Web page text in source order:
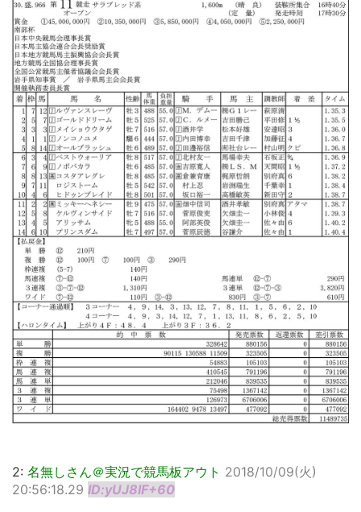
2: 名無しさん＠実況で競馬板アウト 2018/10/09(火)
20:56:18.29 ID:yUJ8lF+60